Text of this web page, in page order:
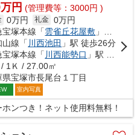
円 (管理費等：3000円 )
0万円 礼金 0万円
宝塚本線「雲雀丘花屋敷 」駅 徒歩18分
山線「 川西池田 」駅 徒歩26分
宝塚本線「 川西能勢口 」駅 徒歩25分
1Ｋ / 27.00㎡
県宝塚市長尾台１丁目
室内写真
ンつき！ネット使用料無料！